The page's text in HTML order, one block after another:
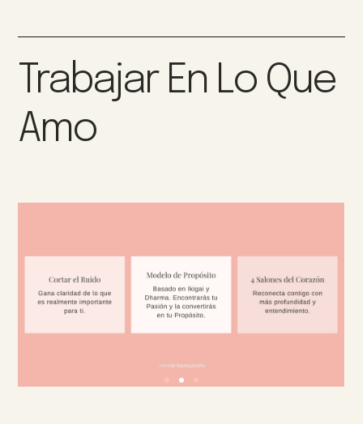
Trabajar En Lo Que
Amo